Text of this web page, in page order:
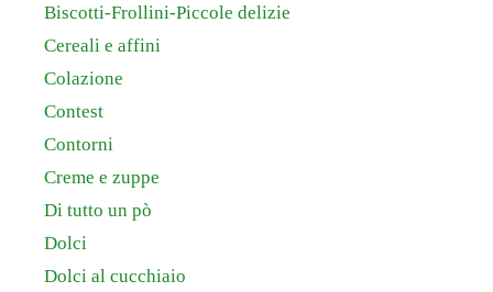
Biscotti-Frollini-Piccole delizie
Cereali e affini
Colazione
Contest
Contorni
Creme e zuppe
Di tutto un pò
Dolci
Dolci al cucchiaio